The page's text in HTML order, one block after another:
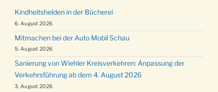
Kindheitshelden in der Bücherei
6. August 2026
Mitmachen bei der Auto Mobil Schau
5. August 2026
Sanierung von Wiehler Kreisverkehren: Anpassung der
Verkehrsführung ab dem 4. August 2026
3. August 2026